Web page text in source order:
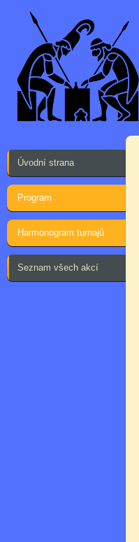
Úvodní strana
Program
Harmonogram turnajů
Seznam všech akcí